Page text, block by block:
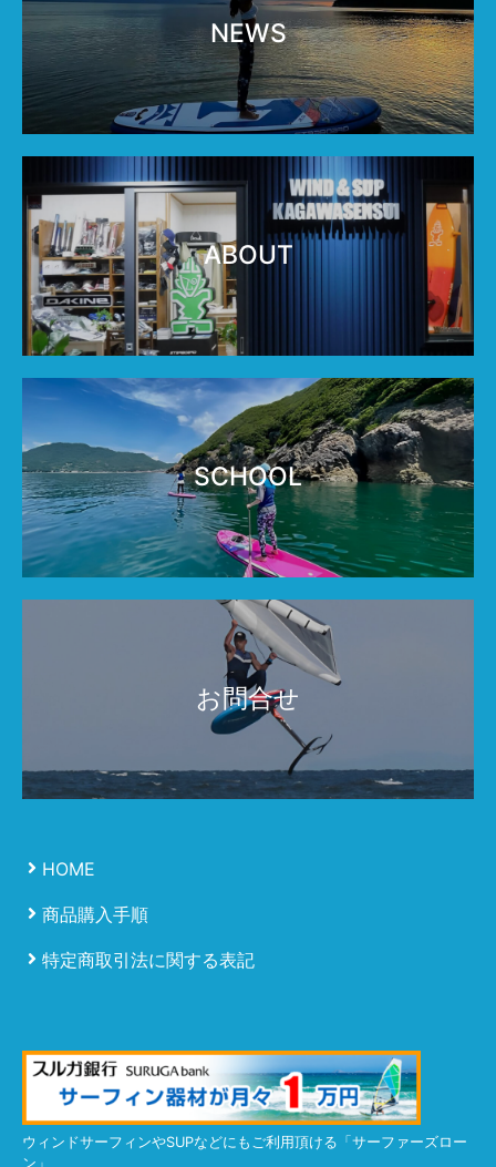
NEWS
ABOUT
SCHOOL
お問合せ
HOME
商品購入手順
特定商取引法に関する表記
ウィンドサーフィンやSUPなどにもご利用頂ける「サーファーズロー
ン」